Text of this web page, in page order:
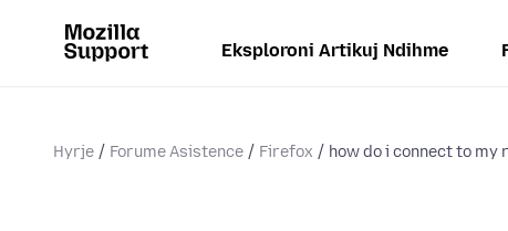
Eksploroni Artikuj Ndihme
Hyrje Forume Asistence Firefox how do i connect to my